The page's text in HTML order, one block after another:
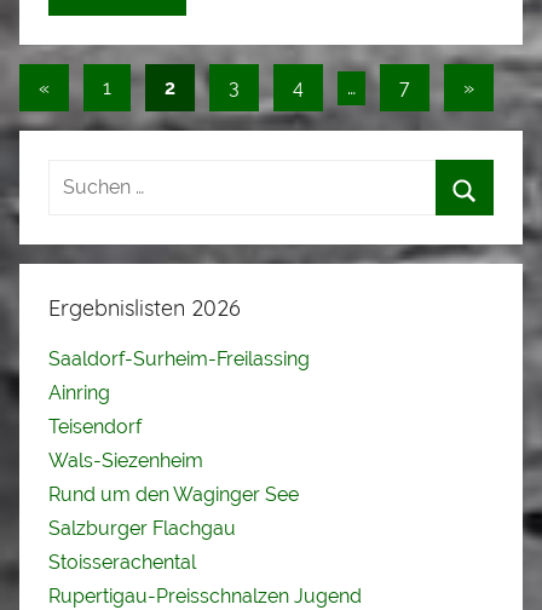
t
a
d
Seitennummerierung
der
Beiträge
«Vorherige
Beiträge
1 2 3 4 … 7
Nächste
»
Ergebnislisten 2026
Saaldorf-Surheim-Freilassing
Ainring
Teisendorf
Wals-Siezenheim
Rund um den Waginger See
Salzburger Flachgau
Stoisserachental
Rupertigau-Preisschnalzen Jugend